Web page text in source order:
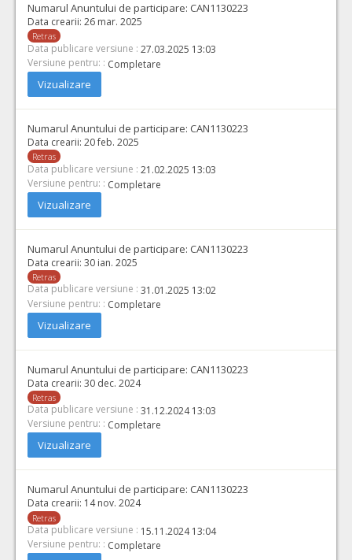
Numarul Anuntului de participare: CAN1130223
Data crearii: 26 mar. 2025
Retras
Data publicare versiune : 27.03.2025 13:03
Versiune pentru: : Completare
Vizualizare
Numarul Anuntului de participare: CAN1130223
Data crearii: 20 feb. 2025
Retras
Data publicare versiune : 21.02.2025 13:03
Versiune pentru: : Completare
Vizualizare
Numarul Anuntului de participare: CAN1130223
Data crearii: 30 ian. 2025
Retras
Data publicare versiune : 31.01.2025 13:02
Versiune pentru: : Completare
Vizualizare
Numarul Anuntului de participare: CAN1130223
Data crearii: 30 dec. 2024
Retras
Data publicare versiune : 31.12.2024 13:03
Versiune pentru: : Completare
Vizualizare
Numarul Anuntului de participare: CAN1130223
Data crearii: 14 nov. 2024
Retras
Data publicare versiune : 15.11.2024 13:04
Versiune pentru: : Completare